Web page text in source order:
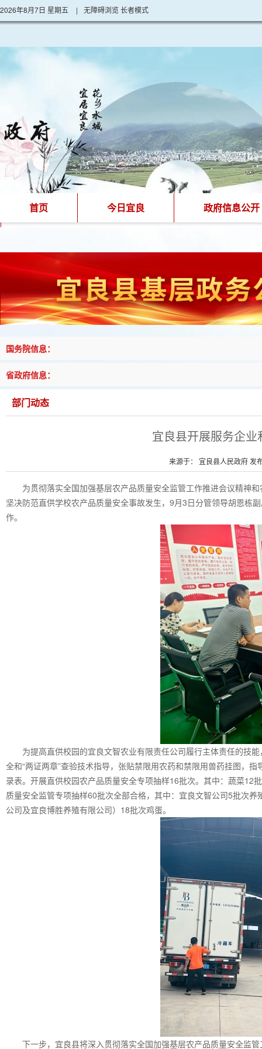
2026年8月7日 星期五 | 无障碍浏览长者模式
首页 今日宜良 政府信息公开
国务院信息：
省政府信息：
部门动态
宜良县开展服务企
来源于： 宜良县人民政府 发
为贯彻落实全国加强基层农产品质量安全监管工作推进会议精神
坚决防范直供学校农产品质量安全事故发生，9月3日分管领导胡恩栋
作。
为提高直供校园的宜良文智农业有限责任公司履行主体责任的技
全和“两证两章”查验技术指导，张贴禁限用农药和禁限用兽药挂图，
录表。开展直供校园农产品质量安全专项抽样16批次。其中：蔬菜12
质量安全监管专项抽样60批次全部合格，其中：宜良文智公司5批次
公司及宜良博胜养殖有限公司）18批次鸡蛋。
下一步，宜良县将深入贯彻落实全国加强基层农产品质量安全监